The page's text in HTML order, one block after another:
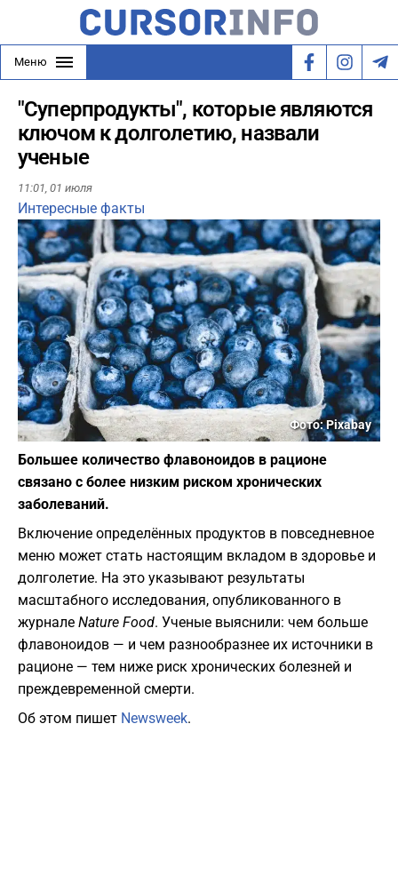
Меню
"Суперпродукты", которые являются
ключом к долголетию, назвали
ученые
11:01, 01 июля
Интересные факты
Фото: Pixabay
Большее количество флавоноидов в рационе
связано с более низким риском хронических
заболеваний.
Включение определённых продуктов в повседневное
меню может стать настоящим вкладом в здоровье и
долголетие. На это указывают результаты
масштабного исследования, опубликованного в
журнале Nature Food. Ученые выяснили: чем больше
флавоноидов — и чем разнообразнее их источники в
рационе — тем ниже риск хронических болезней и
преждевременной смерти.
Об этом пишет Newsweek.